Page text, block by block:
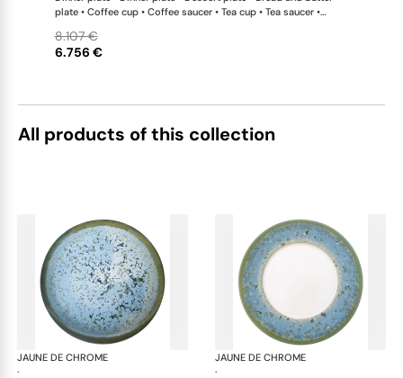
plate • Coffee cup • Coffee saucer • Tea cup • Tea saucer •
Flat dish • Salad serving bowl • Salad serving bowl • 2-tier cake
stand x 1 This list is completely flexible. We can update the
6.756 €
8.107 €
All products of this collection
JAUNE DE CHROME
·
NymphéaJAUNE DE CHROME
·